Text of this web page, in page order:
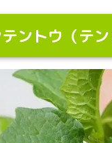
ントウ（テ